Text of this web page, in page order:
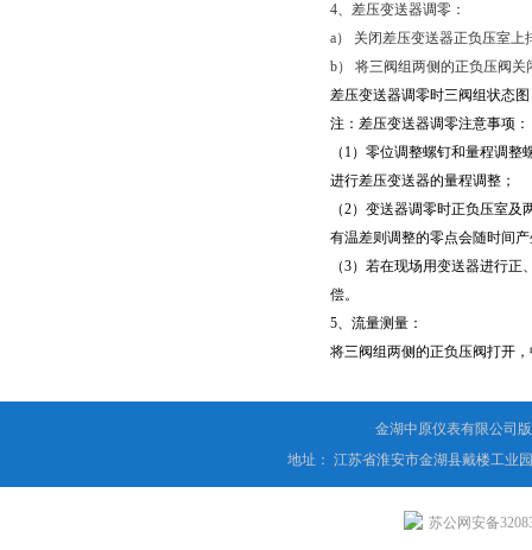
4、差压变送器调零：
a） 关闭差压变送器正负压室上
b） 将三阀组两侧的正负压阀
差压变送器调零时三阀组状态图
注：差压变送器调零注意事项：
（ 1）零位调整螺钉和量程调整
进行差压变送器的量程调整；
（2）变送器调零时正负压室及
有温差则调整的零点会随时间
（3）若在现场用变送器进行正
偿。
5、流量测量：
将三阀组两侧的正负压阀打开
金湖中原仪表有限公司
地址： 江苏省淮安市金湖县戴楼工业
苏公网安备